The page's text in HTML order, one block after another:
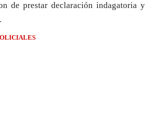
de prestar declaración indagatoria